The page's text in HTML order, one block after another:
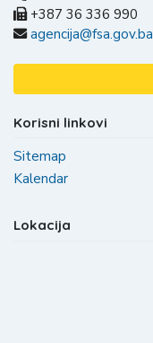
+387 36 336 990
agencija@fsa.gov.ba
Korisni linkovi
Sitemap
Kalendar
Lokacija